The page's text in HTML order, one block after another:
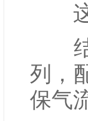
这
结
列，
保气